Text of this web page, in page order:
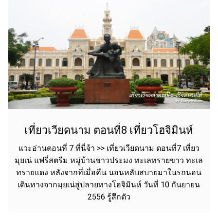
เที่ยวเวียดนาม ตอนที่8 เที่ยวโฮจิมินห์
แวะอ่านตอนที่ 7 ที่นี่จ้า >> เที่ยวเวียดนาม ตอนที่7 เที่ยว
มุยเน่ แฟรี่สตรีม หมู่บ้านชาวประมง ทะเลทรายขาว ทะเล
ทรายแดง หลังจากที่เมื่อคืน นอนหลับสบายมาในรถนอน
เดินทางจากมุยเน่สู่ปลายทางโฮจิมินห์ วันที่ 10 กันยายน
2556 รู้สึกตัว